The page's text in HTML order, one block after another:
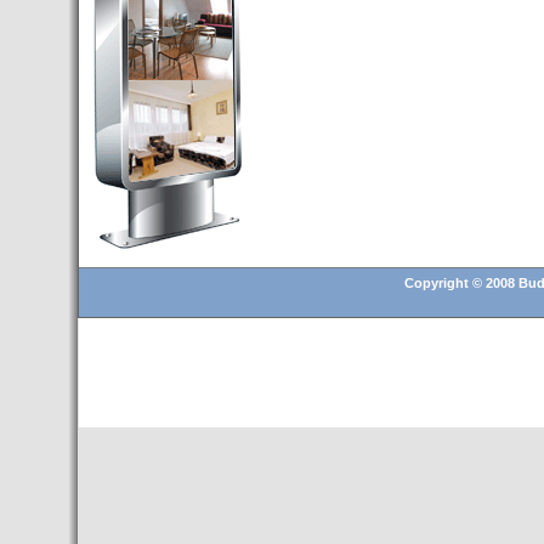
Budapest’.
- Hoteles en BUDAPEST:
Resultados octubre de 2016,
subida del 15% ocupación y
del 25,6% en el RevPar
- Nuevo Hotel en Budapest
bajo la marca Exe Hotusa
- Transfer Aeropuerto de
BUDAPEST
Copyright © 2008